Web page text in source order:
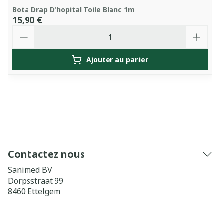
Bota Drap D'hopital Toile Blanc 1m
15,90 €
Ajouter au panier
Contactez nous
Sanimed BV
Dorpsstraat 99
8460 Ettelgem